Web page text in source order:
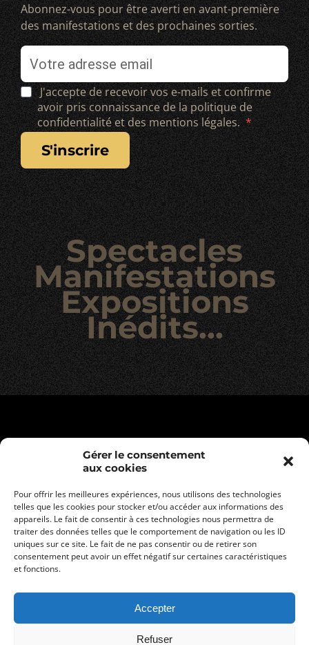
Gérer le consentement
aux cookies
Pour offrir les meilleures expériences, nous utilisons des technologies
telles que les cookies pour stocker et/ou accéder aux informations des
appareils. Le fait de consentir à ces technologies nous permettra de
traiter des données telles que le comportement de navigation ou les ID
uniques sur ce site. Le fait de ne pas consentir ou de retirer son
consentement peut avoir un effet négatif sur certaines caractéristiques
et fonctions.
Accepter
Refuser
Abonnez-vous pour être averti en avant-première
des manifestations et des prochaines sorties.
J'accepte de recevoir vos e-mails et confirme
avoir pris connaissance de la politique de
confidentialité et des mentions légales.
s'inscrire
Spectacles
Manifestations
Expositions
Inédits...
Conditions générales de vente